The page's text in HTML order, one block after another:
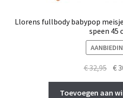
Llorens fullbody babypop
speen 45
€32,95
was:
€
Toevoegen aan